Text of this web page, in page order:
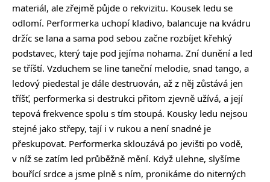
materiál, ale zřejmě půjde o rekvizitu. Kousek ledu se
odlomí. Performerka uchopí kladivo, balancuje na kvádru
držíc se lana a sama pod sebou začne rozbíjet křehký
podstavec, který taje pod jejíma nohama. Zní dunění a led
se tříští. Vzduchem se line taneční melodie, snad tango, a
ledový piedestal je dále destruován, až z něj zůstává jen
tříšť, performerka si destrukci přitom zjevně užívá, a její
tepová frekvence spolu s tím stoupá. Kousky ledu nejsou
stejné jako střepy, tají i v rukou a není snadné je
přeskupovat. Performerka sklouzává po jevišti po vodě,
v níž se zatím led průběžně mění. Když ulehne, slyšíme
bouřící srdce a jsme plně s ním, pronikáme do niterných